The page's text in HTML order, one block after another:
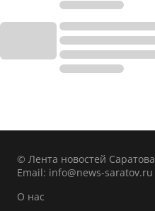
© Лента новостей Саратова
Email: info@news-saratov.ru
О нас